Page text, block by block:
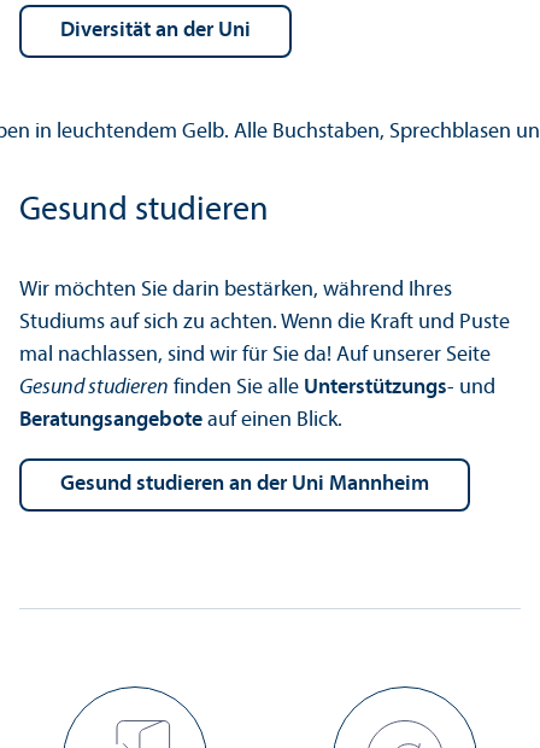
Diversität an der Uni
Gesund studieren
Wir möchten Sie darin bestärken, während Ihres
Studiums auf sich zu achten. Wenn die Kraft und Puste
mal nachlassen, sind wir für Sie da! Auf unserer Seite
Gesund studieren finden Sie alle Unter­stützungs- und
Beratungs­angebote auf einen Blick.
Gesund studieren an der Uni Mannheim